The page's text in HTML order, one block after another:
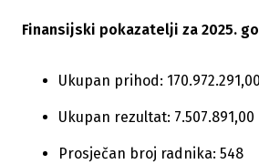
Finansijski pokazatelji za 2025.
Ukupan prihod:
Ukupan rezultat: 7.507.891,00
Prosječan broj radnika: 548